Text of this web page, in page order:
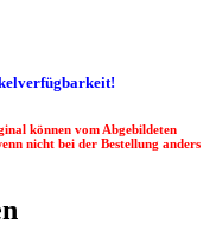
können vom Abgebildeten
nicht bei der Bestellung anders